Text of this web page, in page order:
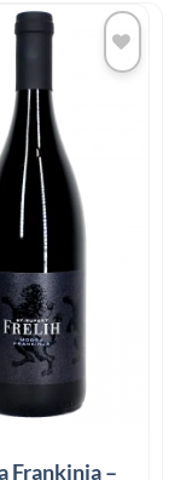
Frankinja –